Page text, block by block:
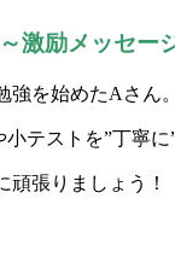
激励メッセー
強を始めたAさん
テストを”丁寧
張りましょう！